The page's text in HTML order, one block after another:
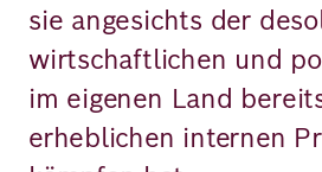
sie angesichts der
wirtschaftlichen und
im eigenen Land
erheblichen internen